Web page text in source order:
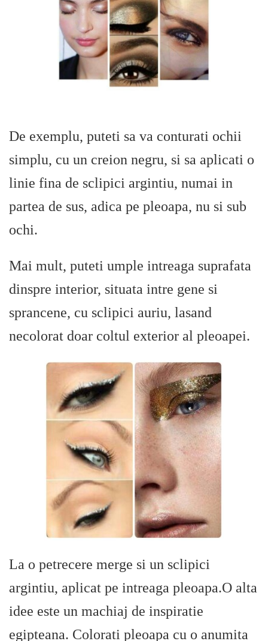
De exemplu, puteti sa va conturati ochii
simplu, cu un creion negru, si sa aplicati o
linie fina de sclipici argintiu, numai in
partea de sus, adica pe pleoapa, nu si sub
ochi.
Mai mult, puteti umple intreaga suprafata
dinspre interior, situata intre gene si
sprancene, cu sclipici auriu, lasand
necolorat doar coltul exterior al pleoapei.
La o petrecere merge si un sclipici
argintiu, aplicat pe intreaga pleoapa.O alta
idee este un machiaj de inspiratie
egipteana. Colorati pleoapa cu o anumita